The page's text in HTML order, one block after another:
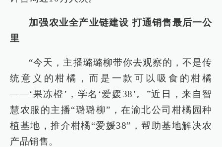
加强农业全产业链建设 打通销售最后一公
里
“今天，主播璐璐柳带你去观察的，不是传
统意义的柑橘，而是一款可以吸食的柑橘
——‘果冻橙’，学名‘爱媛38’。”近日，来自智
慧农服的主播“璐璐柳”，在渝北公司柑橘园种
植基地，推介柑橘“爱媛38”，帮助基地解决农
产品销售。